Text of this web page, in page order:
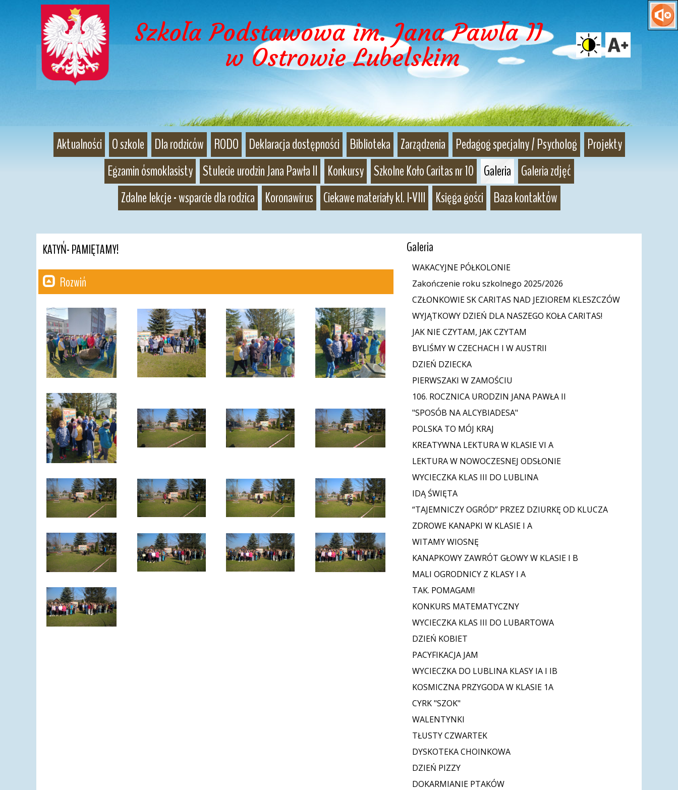
Szkoła Podstawowa im. Jana Pawła II
w Ostrowie Lubelskim
Aktualności O szkole Dla rodziców RODO Deklaracja dostępności Biblioteka Zarządzenia Pedagog specjalny / Psycholog
Projekty
Egzamin ósmoklasisty Stulecie urodzin Jana Pawła II Konkursy Szkolne Koło Caritas nr 10 Galeria Galeria zdjęć
Zdalne lekcje - wsparcie dla rodzica
Koronawirus Ciekawe materiały kl. I-VIII Księga gości Baza kontaktów
KATYŃ- PAMIĘTAMY!
Rozwiń
Galeria
WAKACYJNE PÓŁKOLONIE
Zakończenie roku szkolnego 2025/2026
CZŁONKOWIE SK CARITAS NAD JEZIOREM KLESZCZÓW
WYJĄTKOWY DZIEŃ DLA NASZEGO KOŁA CARITAS!
JAK NIE CZYTAM, JAK CZYTAM
BYLIŚMY W CZECHACH I W AUSTRII
DZIEŃ DZIECKA
PIERWSZAKI W ZAMOŚCIU
106. ROCZNICA URODZIN JANA PAWŁA II
"SPOSÓB NA ALCYBIADESA"
POLSKA TO MÓJ KRAJ
KREATYWNA LEKTURA W KLASIE VI A
LEKTURA W NOWOCZESNEJ ODSŁONIE
WYCIECZKA KLAS III DO LUBLINA
IDĄ ŚWIĘTA
“TAJEMNICZY OGRÓD” PRZEZ DZIURKĘ OD KLUCZA
ZDROWE KANAPKI W KLASIE I A
WITAMY WIOSNĘ
KANAPKOWY ZAWRÓT GŁOWY W KLASIE I B
MALI OGRODNICY Z KLASY I A
TAK. POMAGAM!
KONKURS MATEMATYCZNY
WYCIECZKA KLAS III DO LUBARTOWA
DZIEŃ KOBIET
PACYFIKACJA JAM
WYCIECZKA DO LUBLINA KLASY IA I IB
KOSMICZNA PRZYGODA W KLASIE 1A
CYRK "SZOK"
WALENTYNKI
TŁUSTY CZWARTEK
DYSKOTEKA CHOINKOWA
DZIEŃ PIZZY
DOKARMIANIE PTAKÓW